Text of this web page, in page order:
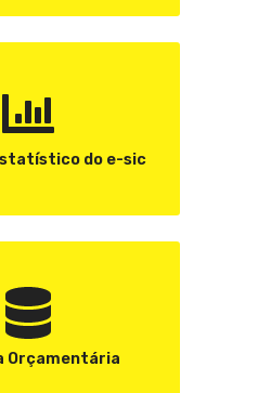
do e-sic
Orçamentária